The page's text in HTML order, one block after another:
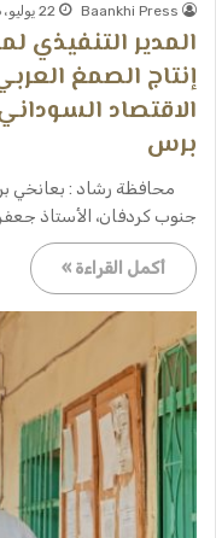
Baankhi Press 22 يوليو، 2026
المدير التنفيذي
إنتاج الصمغ
الاقتصاد
برس
محافظة رشاد : بعانخي
جنوب كردفان، الأستاذ
أكمل القراءة »